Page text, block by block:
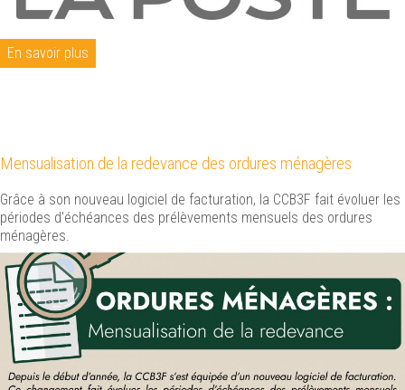
En savoir plus
Mensualisation de la redevance des ordures ménagères
Grâce à son nouveau logiciel de facturation, la CCB3F fait évoluer les
périodes d'échéances des prélèvements mensuels des ordures
ménagères.